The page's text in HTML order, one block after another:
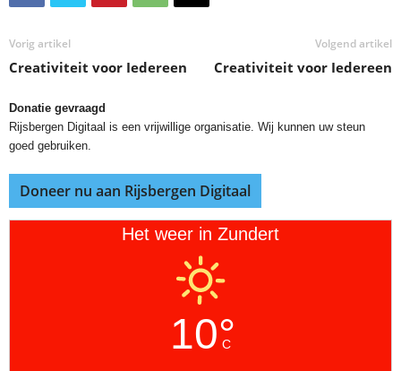
Vorig artikel
Creativiteit voor Iedereen
Volgend artikel
Creativiteit voor Iedereen
Donatie gevraagd
Rijsbergen Digitaal is een vrijwillige organisatie. Wij kunnen uw steun
goed gebruiken.
Doneer nu aan Rijsbergen Digitaal
Het weer in Zundert
10°
C